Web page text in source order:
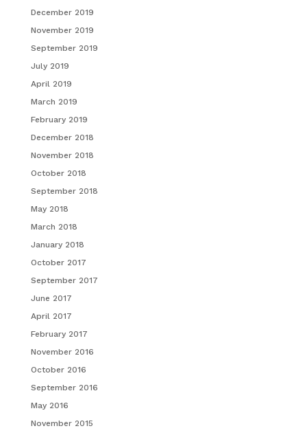
December 2019
November 2019
September 2019
July 2019
April 2019
March 2019
February 2019
December 2018
November 2018
October 2018
September 2018
May 2018
March 2018
January 2018
October 2017
September 2017
June 2017
April 2017
February 2017
November 2016
October 2016
September 2016
May 2016
November 2015